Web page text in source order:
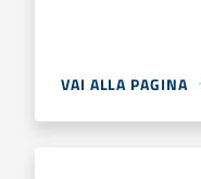
VAI ALLA PAGINA